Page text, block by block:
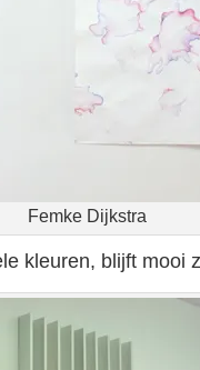
Femke Dijkstra
kleuren, blijft mooi